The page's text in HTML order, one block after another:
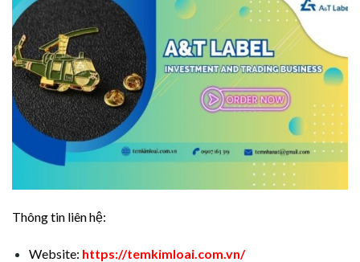
Thông tin liên hệ:
Website: https://temkimloai.com.vn/